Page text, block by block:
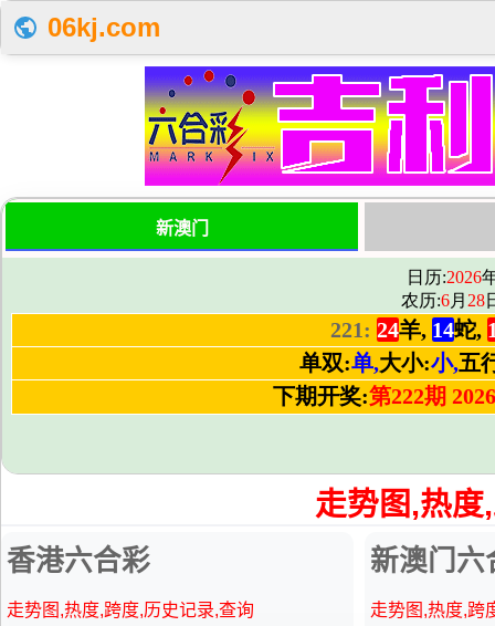
06kj.com
走势图,热
香港六合彩
走势图,热度,跨度,历史记录,查询
新澳门六
走势图,热度,跨